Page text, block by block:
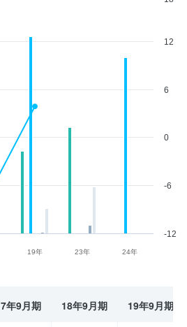
19年 23年 24年
-12
-6
0
6
12
年9月期 18年9月期 19年9月期